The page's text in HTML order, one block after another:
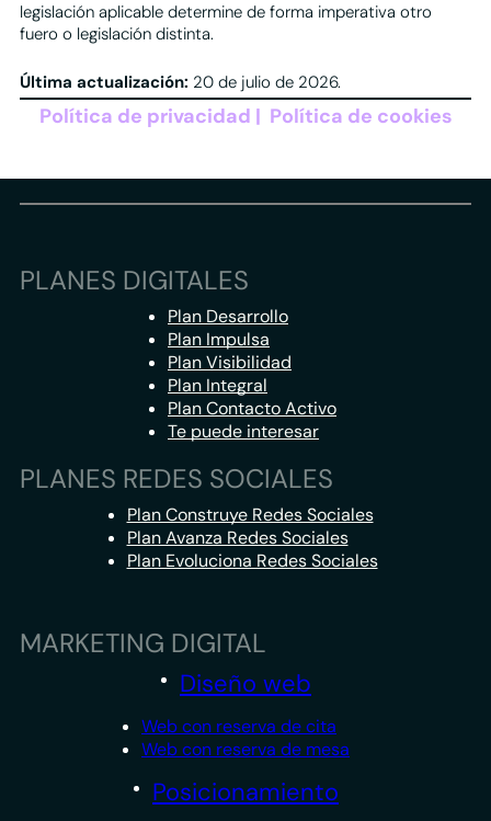
legislación aplicable determine de forma imperativa otro
fuero o legislación distinta.
Última actualización: 20 de julio de 2026.
Política de privacidad | Política de cookies
PLANES DIGITALES
Plan Desarrollo
Plan Impulsa
Plan Visibilidad
Plan Integral
Plan Contacto Activo
Te puede interesar
PLANES REDES SOCIALES
Plan Construye Redes Sociales
Plan Avanza Redes Sociales
Plan Evoluciona Redes Sociales
MARKETING DIGITAL
Diseño web
Web con reserva de cita
Web con reserva de mesa
Posicionamiento